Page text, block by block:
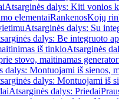
Atsarginės dalys: Kiti vonios
elementaiRankenosKojų
Atsarginės dalys: Su
dalys: Be integruoto
iš tinkloAtsarginės
stovo, maitinamas
dalys: Montuojami iš sienos,
dalys: Montuojami iš
Atsarginės dalys: Priedai